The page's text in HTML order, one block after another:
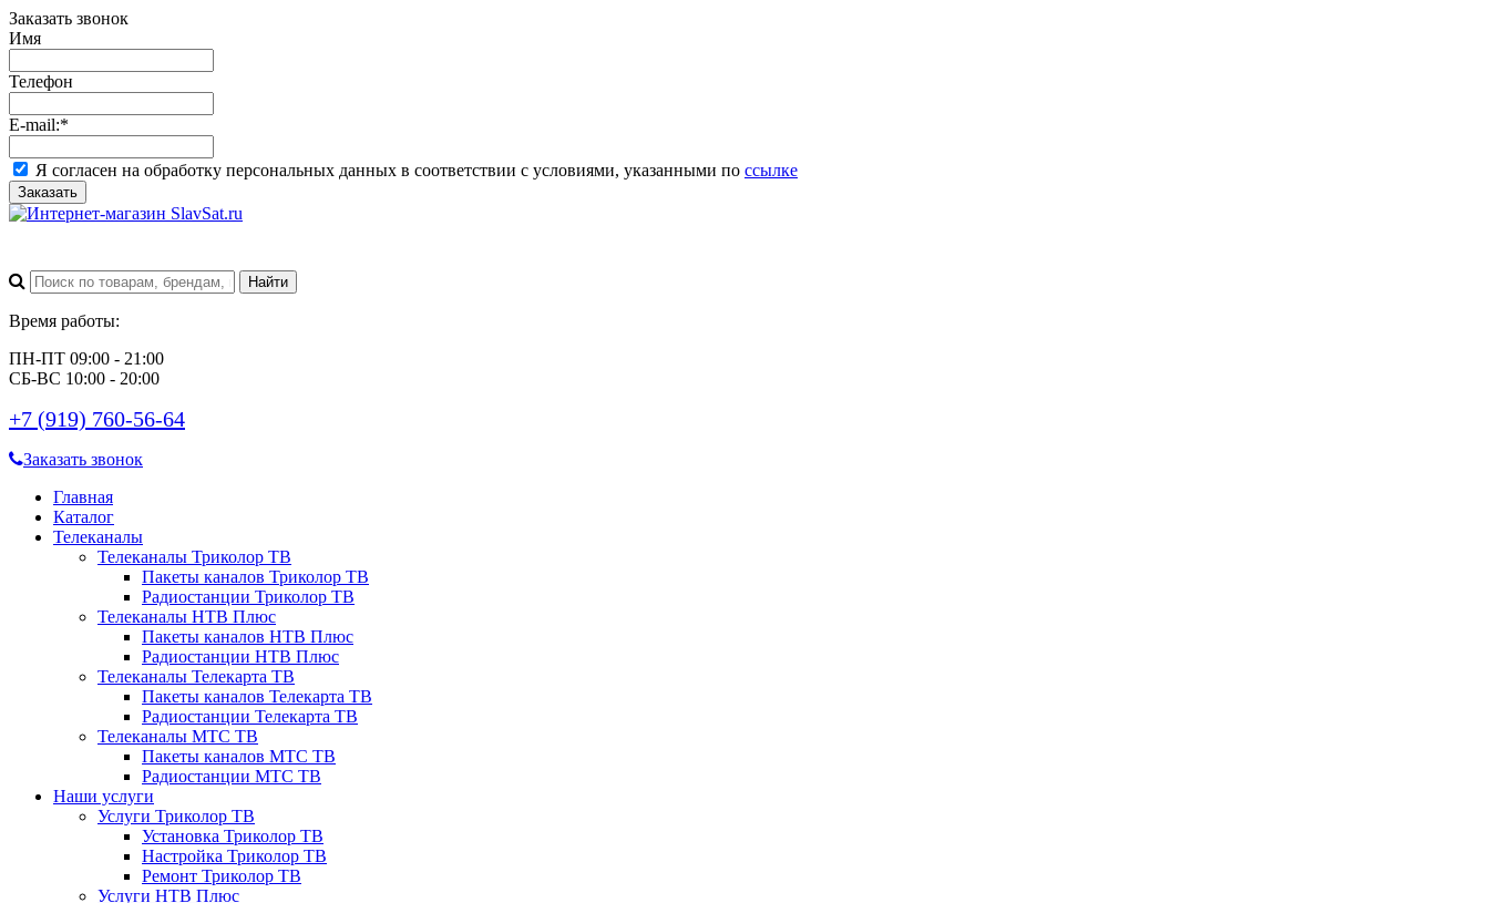
Заказать звонок
Имя
Телефон
E-mail:*
Я согласен на обработку персональных данных в соответствии с условиями, указанными по ссылке
Заказать
Время работы:
ПН-ПТ 09:00 - 21:00
СБ-ВС 10:00 - 20:00
+7 (919) 760-56-64
Заказать звонок
Главная
Каталог
Телеканалы
Телеканалы Триколор ТВ
Пакеты каналов Триколор ТВ
Радиостанции Триколор ТВ
Телеканалы НТВ Плюс
Пакеты каналов НТВ Плюс
Радиостанции НТВ Плюс
Телеканалы Телекарта ТВ
Пакеты каналов Телекарта ТВ
Радиостанции Телекарта ТВ
Телеканалы МТС ТВ
Пакеты каналов МТС ТВ
Радиостанции МТС ТВ
Наши услуги
Услуги Триколор ТВ
Установка Триколор ТВ
Настройка Триколор ТВ
Ремонт Триколор ТВ
Услуги НТВ Плюс